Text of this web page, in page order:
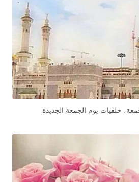
خلفيات يوم الجمعة الجديدة